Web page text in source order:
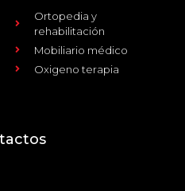
Ortopedia y
rehabilitación
Mobiliario médico
Oxigeno terapia